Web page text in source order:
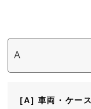
[A] 車両・ケー